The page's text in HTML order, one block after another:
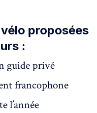
proposées
:
guide privé
francophone
l’année